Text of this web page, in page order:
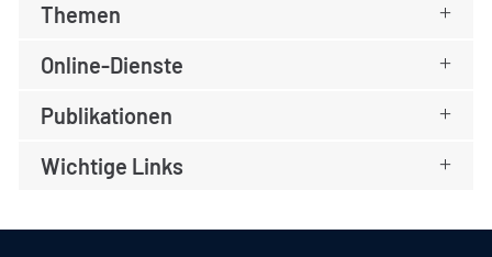
Themen
Online-Dienste
Publikationen
Wichtige Links